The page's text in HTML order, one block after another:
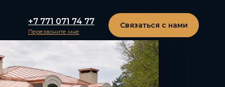
+7 771 071 74 77
Перезвоните мне
Связаться с нами